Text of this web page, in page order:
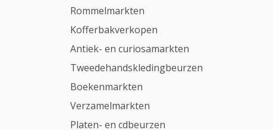
Rommelmarkten
Kofferbakverkopen
Antiek- en curiosamarkten
Tweedehandskledingbeurzen
Boekenmarkten
Verzamelmarkten
Platen- en cdbeurzen